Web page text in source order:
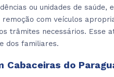
ou unidades de
com veículos
trâmites necessários. Esse
dos familiares.
Cabaceiras do